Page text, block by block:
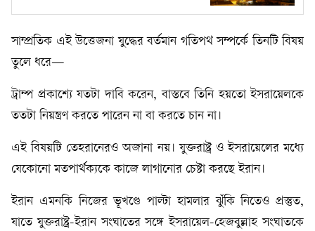
সাম্প্রতিক এই উত্তেজনা যুদ্ধের বর্তমান গতিপথ সম্পর্কে তিনটি বিষয়
তুলে ধরে—
ট্রাম্প প্রকাশ্যে যতটা দাবি করেন, বাস্তবে তিনি হয়তো ইসরায়েলকে
ততটা নিয়ন্ত্রণ করতে পারেন না বা করতে চান না।
এই বিষয়টি তেহরানেরও অজানা নয়। যুক্তরাষ্ট্র ও ইসরায়েলের মধ্যে
যেকোনো মতপার্থক্যকে কাজে লাগানোর চেষ্টা করছে ইরান।
ইরান এমনকি নিজের ভূখণ্ডে পাল্টা হামলার ঝুঁকি নিতেও প্রস্তুত,
যাতে যুক্তরাষ্ট্র-ইরান সংঘাতের সঙ্গে ইসরায়েল-হেজবুল্লাহ সংঘাতকে